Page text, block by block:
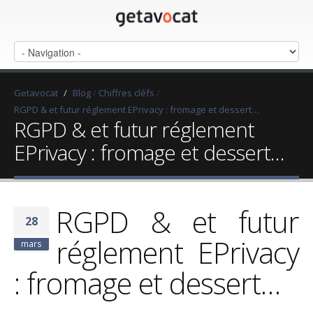
Getavocat / Blog / Chiffres cléfs /
RGPD & et futur réglement EPrivacy : fromage et dessert…
RGPD & et futur réglement
EPrivacy : fromage et dessert…
28
mars
RGPD & et futur
réglement EPrivacy
: fromage et dessert…